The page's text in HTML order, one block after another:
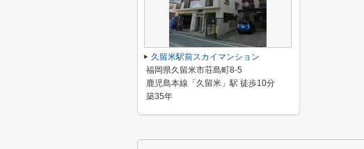
久留米駅前スカイマンション
福岡県久留米市荘島町8-5
鹿児島本線「久留米」駅 徒歩10分
築35年